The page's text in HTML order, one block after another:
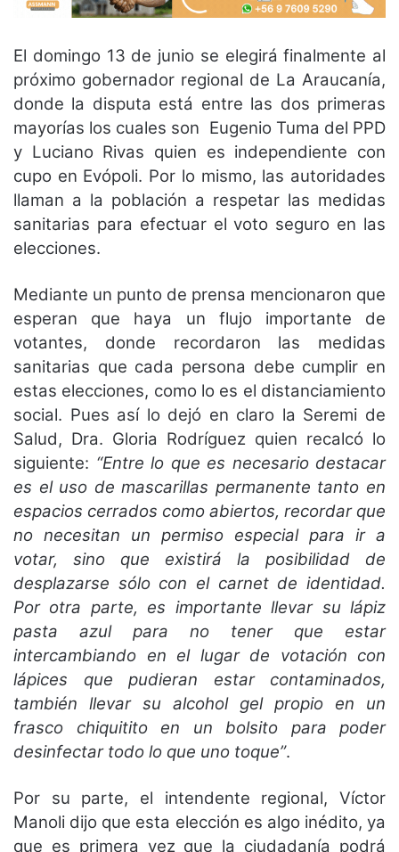
El domingo 13 de junio se elegirá finalmente al
próximo gobernador regional de La Araucanía,
donde la disputa está entre las dos primeras
mayorías los cuales son Eugenio Tuma del PPD
y Luciano Rivas quien es independiente con
cupo en Evópoli. Por lo mismo, las autoridades
llaman a la población a respetar las medidas
sanitarias para efectuar el voto seguro en las
elecciones.
Mediante un punto de prensa mencionaron que
esperan que haya un flujo importante de
votantes, donde recordaron las medidas
sanitarias que cada persona debe cumplir en
estas elecciones, como lo es el distanciamiento
social. Pues así lo dejó en claro la Seremi de
Salud, Dra. Gloria Rodríguez quien recalcó lo
siguiente: “Entre lo que es necesario destacar
es el uso de mascarillas permanente tanto en
espacios cerrados como abiertos, recordar que
no necesitan un permiso especial para ir a
votar, sino que existirá la posibilidad de
desplazarse sólo con el carnet de identidad.
Por otra parte, es importante llevar su lápiz
pasta azul para no tener que estar
intercambiando en el lugar de votación con
lápices que pudieran estar contaminados,
también llevar su alcohol gel propio en un
frasco chiquitito en un bolsito para poder
desinfectar todo lo que uno toque”.
Por su parte, el intendente regional, Víctor
Manoli dijo que esta elección es algo inédito, ya
que es primera vez que la ciudadanía podrá